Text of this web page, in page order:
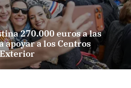
270.000 euros a las
apoyar a los Centros